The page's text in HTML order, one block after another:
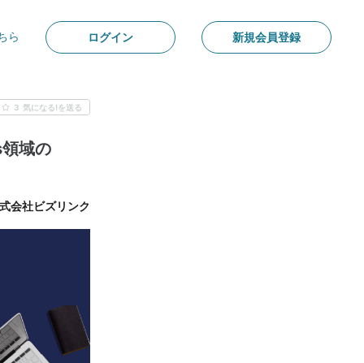
ら ログイン 新規会員登録
3 気になる!を送る
域の
会社ビズリンク